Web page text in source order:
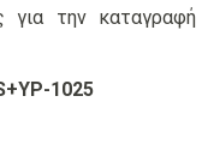
για την
1025